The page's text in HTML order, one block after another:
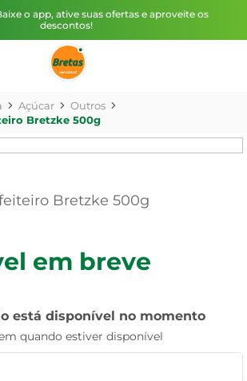
o app, ative suas ofertas e aproveite os
descontos!
Açúcar
Outros
Bretzke 500g
Bretzke 500g
em breve
está disponível no momento
quando estiver disponível